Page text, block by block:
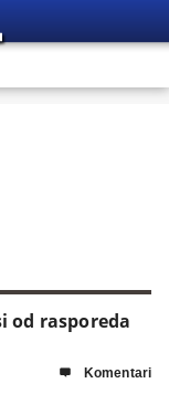
od rasporeda
 Komentari